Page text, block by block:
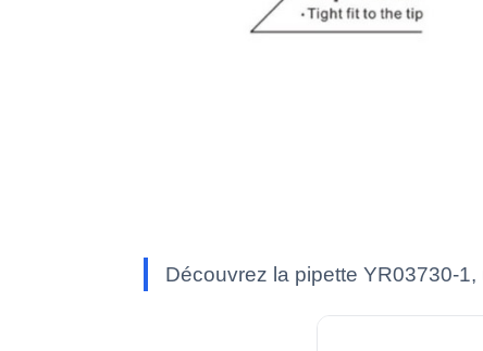
Découvrez la pipette YR03730-